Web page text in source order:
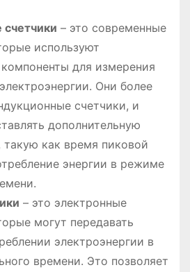
– это современные
используют
для измерения
Они более
счетчики, и
дополнительную
как время пиковой
энергии в режиме
– это электронные
могут передавать
электроэнергии в
времени. Это позволяет